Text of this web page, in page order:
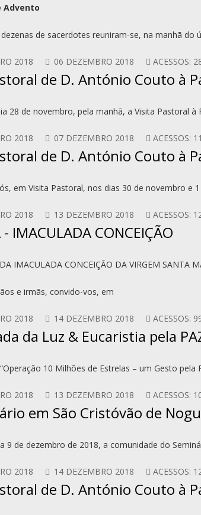
Advento
de sacerdotes reuniram-se, na manhã do
2018
06 DEZEMBRO 2018 ACESSOS:
de D. António Couto à
28 de novembro, pela manhã, a Visita Pastoral à
2018
07 DEZEMBRO 2018 ACESSOS:
de D. António Couto à
em Visita Pastoral, nos dias 30 de novembro e
2018
13 DEZEMBRO 2018 ACESSOS:
IMACULADA CONCEIÇÃO
IMACULADA CONCEIÇÃO DA VIRGEM SANTA
e irmãs, convido-vos, em
2018
14 DEZEMBRO 2018 ACESSOS:
da Luz & Eucaristia pela
10 Milhões de Estrelas – um Gesto pela
2018
13 DEZEMBRO 2018 ACESSOS:
em São Cristóvão de
9 de dezembro de 2018, a comunidade do
2018
14 DEZEMBRO 2018 ACESSOS:
de D. António Couto à